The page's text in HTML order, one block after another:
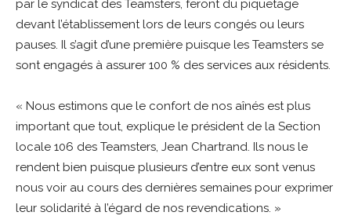
par le syndicat des Teamsters, feront du piquetage
devant l’établissement lors de leurs congés ou leurs
pauses. Il s’agit d’une première puisque les Teamsters se
sont engagés à assurer 100 % des services aux résidents.
« Nous estimons que le confort de nos aînés est plus
important que tout, explique le président de la Section
locale 106 des Teamsters, Jean Chartrand. Ils nous le
rendent bien puisque plusieurs d’entre eux sont venus
nous voir au cours des dernières semaines pour exprimer
leur solidarité à l’égard de nos revendications. »